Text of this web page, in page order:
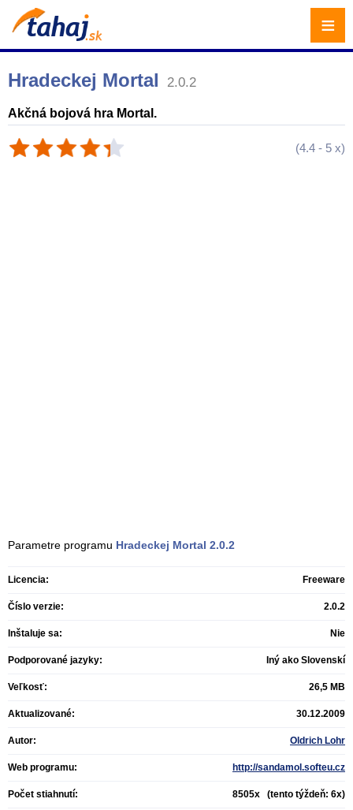
Hradeckej Mortal 2.0.2
Akčná bojová hra Mortal.
(4.4 - 5 x)
Parametre programu Hradeckej Mortal 2.0.2
Licencia: Freeware
Číslo verzie: 2.0.2
Inštaluje sa: Nie
Podporované jazyky: Iný ako Slovenskí
Veľkosť: 26,5 MB
Aktualizované: 30.12.2009
Autor: Oldrich Lohr
Web programu: http://sandamol.softeu.cz
Počet stiahnutí: 8505x (tento týždeň: 6x)
≡